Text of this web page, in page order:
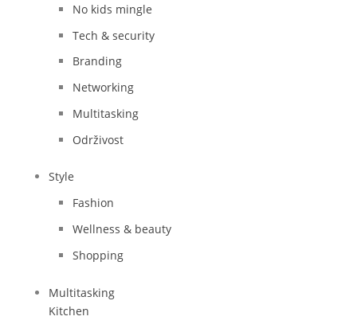
No kids mingle
Tech & security
Branding
Networking
Multitasking
Održivost
Style
Fashion
Wellness & beauty
Shopping
Multitasking
Kitchen